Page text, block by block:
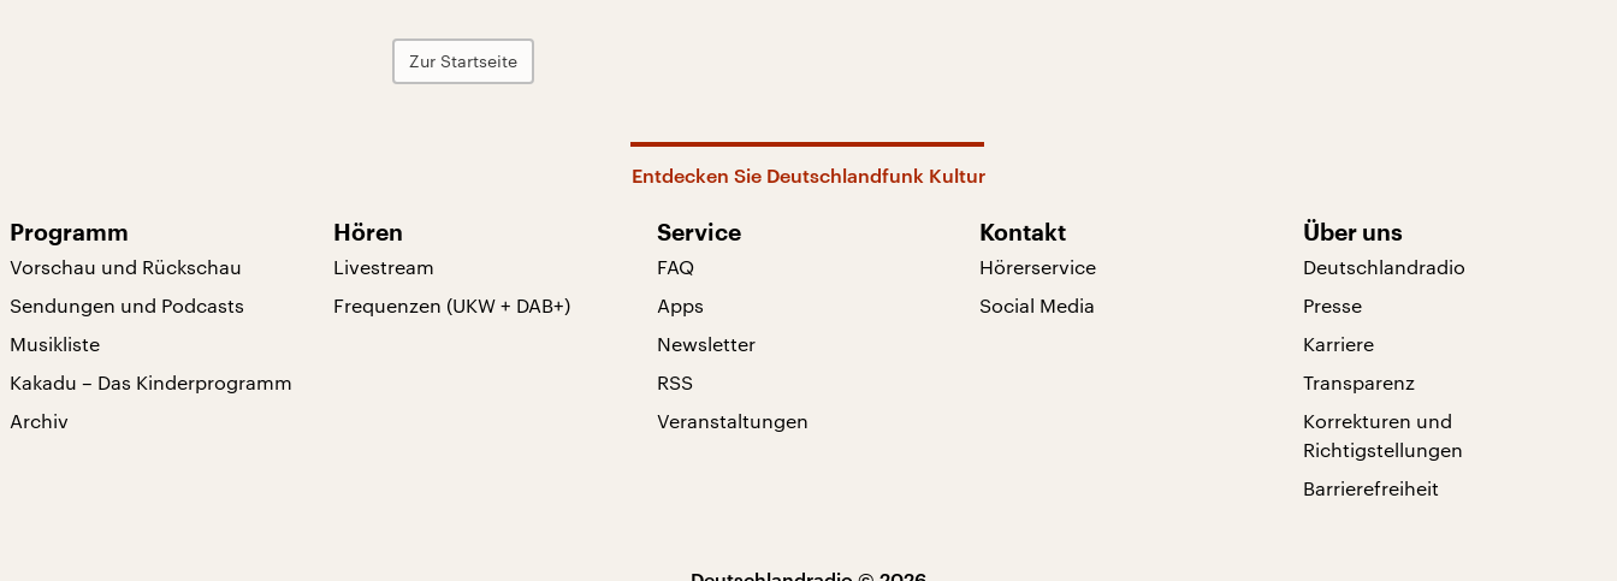
Zur Startseite
Entdecken Sie Deutschlandfunk Kultur
Programm
Vorschau und Rückschau
Sendungen und Podcasts
Musikliste
Kakadu – Das Kinderprogramm
Archiv
Hören
Livestream
Frequenzen (UKW + DAB+)
Service
FAQ
Apps
Newsletter
RSS
Veranstaltungen
Kontakt
Hörerservice
Social Media
Über uns
Deutschlandradio
Presse
Karriere
Transparenz
Korrekturen und
Richtigstellungen
Barrierefreiheit